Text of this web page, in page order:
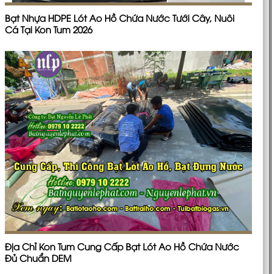
Bạt Nhựa HDPE Lót Ao Hồ Chứa Nước Tưới Cây, Nuôi
Cá Tại Kon Tum 2026
Địa Chỉ Kon Tum Cung Cấp Bạt Lót Ao Hồ Chứa Nước
Đủ Chuẩn DEM